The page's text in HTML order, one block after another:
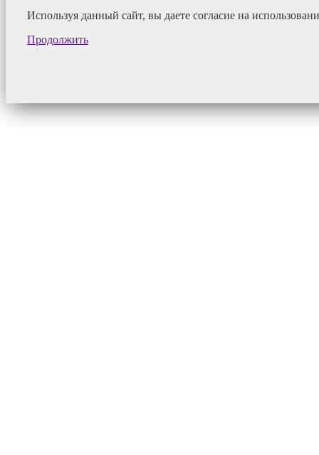
Используя данный сайт, вы даете согласие на
Продолжить